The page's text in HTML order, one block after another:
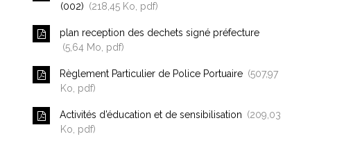
(002)
218,45 Ko , pdf
plan reception des dechets signé préfecture
5,64 Mo , pdf
Règlement Particulier de Police Portuaire
507,97
Ko , pdf
Activités d’éducation et de sensibilisation
209,03
Ko , pdf